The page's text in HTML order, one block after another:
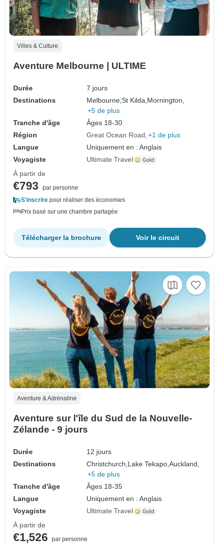
Villes & Culture
Aventure Melbourne | ULTIME
Durée
7 jours
Destinations
Melbourne,St Kilda,Mornington,
+5 de plus
Tranche d'âge
Âges 18-30
Région
Great Ocean Road +1 de plus
Langue
Uniquement en : Anglais
Voyagiste
Ultimate Travel
À partir de
€793
par personne
S'inscrire pour réaliser des économies
Prix basé sur une chambre partagée
Voir le circuit
Télécharger la brochure
Aventure & Adrénaline
Aventure sur l'île du Sud de la Nouvelle-
Zélande - 9 jours
Durée
12 jours
Destinations
Christchurch,Lake Tekapo,Auckland,
+5 de plus
Tranche d'âge
Âges 18-35
Langue
Uniquement en : Anglais
Voyagiste
Ultimate Travel
À partir de
€1,526 par personne